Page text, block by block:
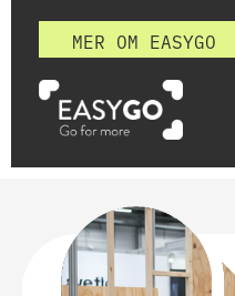
MER OM EASYGO